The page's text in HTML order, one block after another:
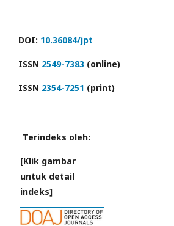
DOI: 10.36084/jpt
ISSN 2549-7383 (online)
ISSN 2354-7251 (print)
Terindeks oleh:
[Klik gambar
untuk detail
indeks]